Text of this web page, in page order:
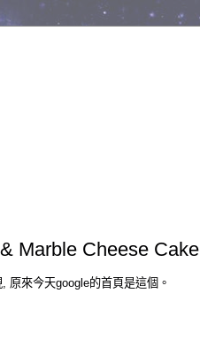
Marble Cheese Cake
原來今天google的首頁是這個。